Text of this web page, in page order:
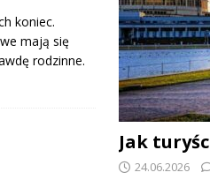
koniec.
mają się
rodzinne.
Jak
24.06.2026